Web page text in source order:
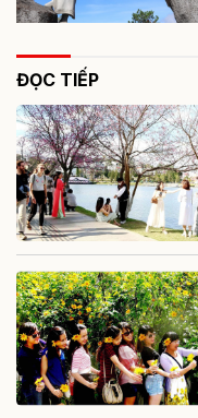
ĐỌC TIẾP